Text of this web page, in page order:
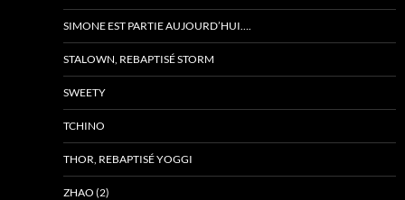
SIMONE EST PARTIE AUJOURD’HUI….
STALOWN, REBAPTISÉ STORM
SWEETY
TCHINO
THOR, REBAPTISÉ YOGGI
ZHAO (2)